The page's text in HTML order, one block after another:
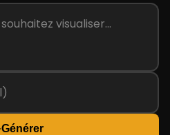
Générer